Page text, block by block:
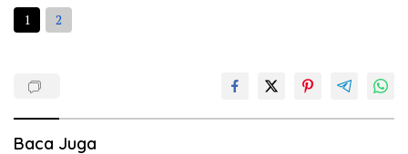
1
2
Baca Juga